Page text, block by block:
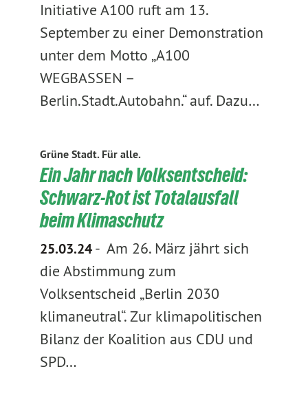
Initiative A100 ruft am 13.
September zu einer Demonstration
unter dem Motto „A100
WEGBASSEN –
Berlin.Stadt.Autobahn.“ auf. Dazu…
Grüne Stadt. Für alle.
Ein Jahr nach Volksentscheid:
Schwarz-Rot ist Totalausfall
beim Klimaschutz
25.03.24- Am 26. März jährt sich
die Abstimmung zum
Volksentscheid „Berlin 2030
klimaneutral“. Zur klimapolitischen
Bilanz der Koalition aus CDU und
SPD…